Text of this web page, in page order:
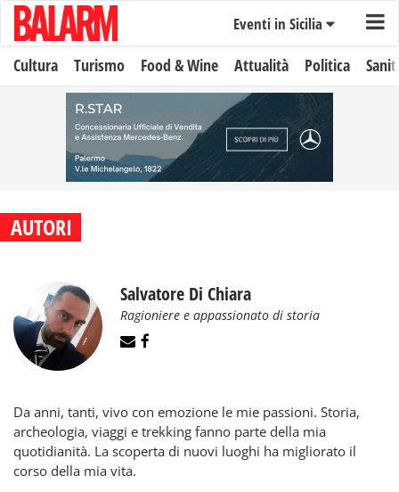
Eventi in Sicilia
Cultura Turismo Food & Wine Attualità Politica
AUTORI
Salvatore Di Chiara
Ragioniere e appassionato di storia
Da anni, tanti, vivo con emozione le mie passioni. Storia,
archeologia, viaggi e trekking fanno parte della mia
quotidianità. La scoperta di nuovi luoghi ha migliorato il
corso della mia vita.